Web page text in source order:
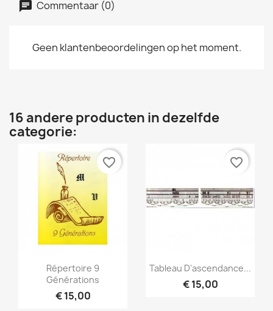
Commentaar (0)
Geen klantenbeoordelingen op het moment.
16 andere producten in dezelfde
categorie:
Snel bekijken
Répertoire 9
Générations
€ 15,00
favorite_border
Snel bekijken
Tableau D'ascendance...
€ 15,00
favorite_border